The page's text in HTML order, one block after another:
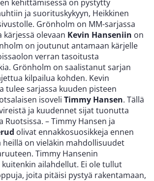
kehittämisessä on pystytty
ja suorituskykyyn, Heikkinen
Grönholm on MM-sarjassa
kärjessä olevaan Kevin Hanseniin on
on joutunut antamaan kärjelle
verran tasoitusta
Grönholm on saalistanut sarjan
kilpailua kohden. Kevin
tulee sarjassa kuuden pisteen
isoveli Timmy Hansen. Tällä
ja kuudennet sijat tuonutta
Ruotsissa. – Timmy Hansen ja
olivat ennakkosuosikkeja ennen
heillä on vieläkin mahdollisuudet
Timmy Hansenin
ailahdellut. Ei ole tullut
joita pitäisi pystyä rakentamaan,